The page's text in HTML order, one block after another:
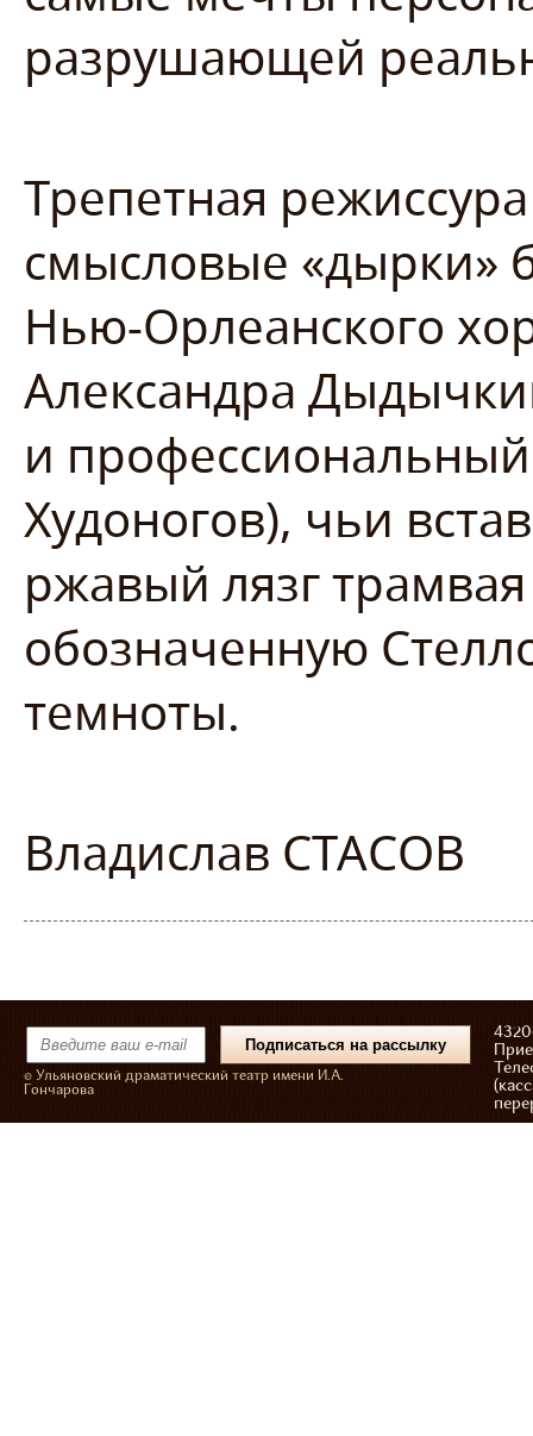
разрушающей
Трепетная
смысловые «дырки»
Нью-Орлеанского
Александра
и
Худоногов), чьи
ржавый лязг
обозначенную
темноты.
Владислав СТАСОВ
© Ульяновский драматический театр имени И.А.
Гончарова